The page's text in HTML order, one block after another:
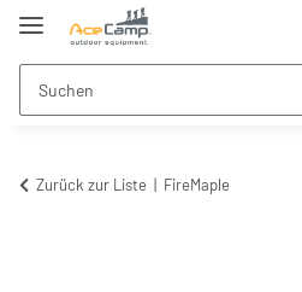
Zurück zur Liste FireMaple